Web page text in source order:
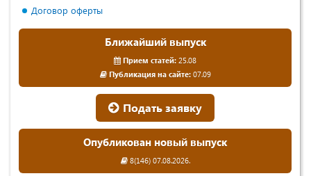
Договор оферты
Ближайший выпуск
Прием статей: 25.08
Публикация на сайте:07.09
Подать заявку
Опубликован новый выпуск
8(146) 07.08.2026.